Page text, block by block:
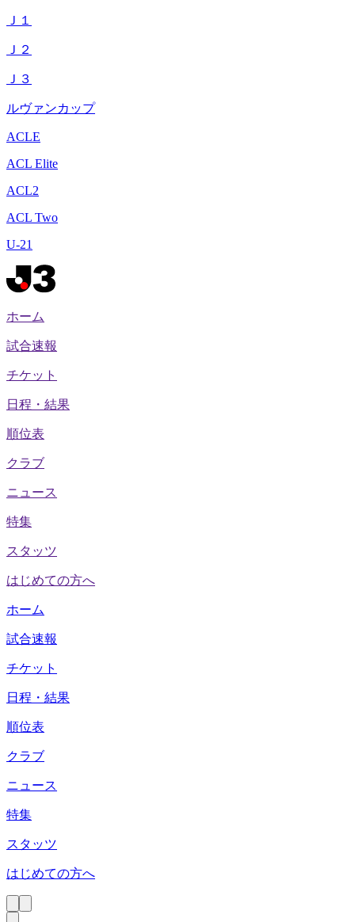
Ｊ１
Ｊ２
Ｊ３
ルヴァンカップ
ACLE
ACL Elite
ACL2
ACL Two
U-21
ホーム
試合速報
チケット
日程・結果
順位表
クラブ
ニュース
特集
スタッツ
はじめての方へ
ホーム
試合速報
チケット
日程・結果
順位表
クラブ
ニュース
特集
スタッツ
はじめての方へ